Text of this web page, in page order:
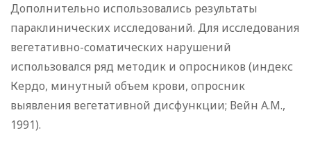
Дополнительно использовались результаты
параклинических исследований. Для исследования
вегетативно-соматических нарушений
использовался ряд методик и опросников (индекс
Кердо, минутный объем крови, опросник
выявления вегетативной дисфункции; Вейн A.M.,
1991).